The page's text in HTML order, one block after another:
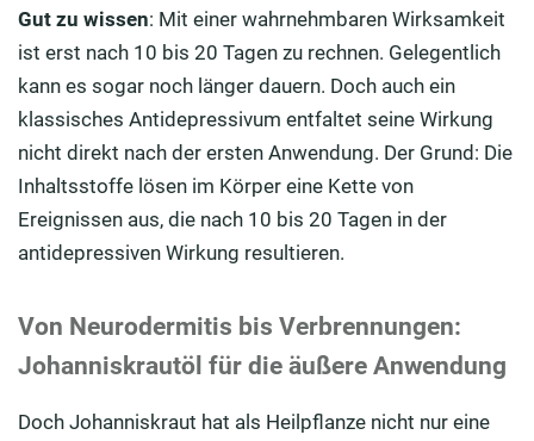
Gut zu wissen: Mit einer wahrnehmbaren Wirksamkeit
ist erst nach 10 bis 20 Tagen zu rechnen. Gelegentlich
kann es sogar noch länger dauern. Doch auch ein
klassisches Antidepressivum entfaltet seine Wirkung
nicht direkt nach der ersten Anwendung. Der Grund: Die
Inhaltsstoffe lösen im Körper eine Kette von
Ereignissen aus, die nach 10 bis 20 Tagen in der
antidepressiven Wirkung resultieren.
Von Neurodermitis bis Verbrennungen:
Johanniskrautöl für die äußere Anwendung
Doch Johanniskraut hat als Heilpflanze nicht nur eine